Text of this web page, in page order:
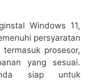
Windows 11,
persyaratan
prosesor,
yang sesuai.
siap untuk